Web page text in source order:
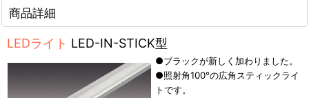
商品詳細
LEDライト LED-IN-STICK型
●ブラックが新しく加わりました。
●照射角100°の広角スティックライ
トです。